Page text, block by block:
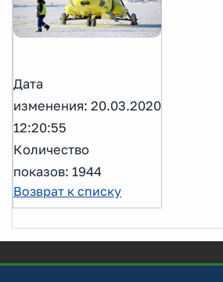
Дата
изменения: 20.03.2020
12:20:55
Количество
показов: 1944
Возврат к списку